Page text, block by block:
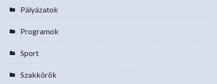
Pályázatok
Programok
Sport
Szakkörök